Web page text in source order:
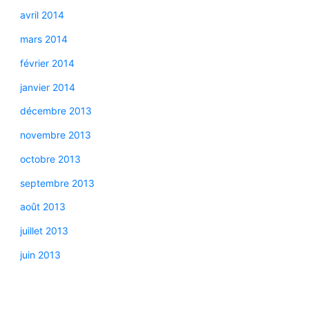
avril 2014
mars 2014
février 2014
janvier 2014
décembre 2013
novembre 2013
octobre 2013
septembre 2013
août 2013
juillet 2013
juin 2013